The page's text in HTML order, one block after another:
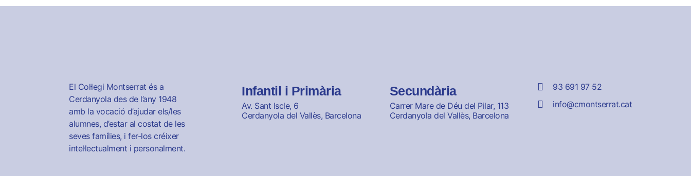
El Col·legi Montserrat és a
Cerdanyola des de l’any 1948
amb la vocació d’ajudar els/les
alumnes, d’estar al costat de les
seves famílies, i fer-los créixer
intel·lectualment i personalment.
Infantil i Primària
Av. Sant Iscle, 6
Cerdanyola del Vallès, Barcelona
Secundària
Carrer Mare de Déu del Pilar, 113
Cerdanyola del Vallès, Barcelona
93 691 97 52
info@cmontserrat.cat